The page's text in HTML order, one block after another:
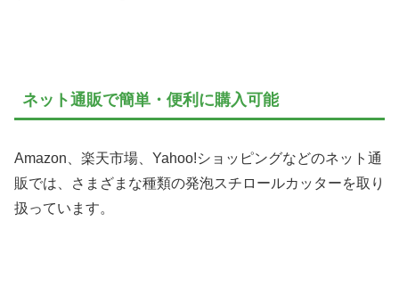
ネット通販で簡単・便利に購入可能
Amazon、楽天市場、Yahoo!ショッピングなどのネット通
販では、さまざまな種類の発泡スチロールカッターを取り
扱っています。